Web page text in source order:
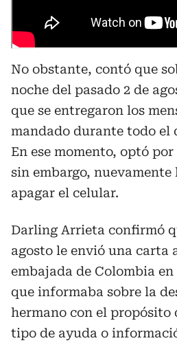
No obstante, contó que
noche del pasado 2 de
que se entregaron los
mandado durante todo el
En ese momento, optó
sin embargo,
apagar el celular.
Darling Arrieta confirmó
agosto le envió una carta
embajada de Colombia
que informaba sobre la
hermano con el propósito
tipo de ayuda o